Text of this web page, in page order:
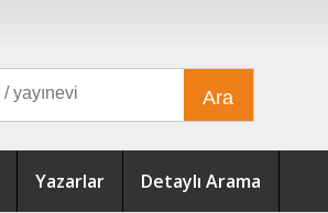
Ara
Yazarlar Detaylı Arama